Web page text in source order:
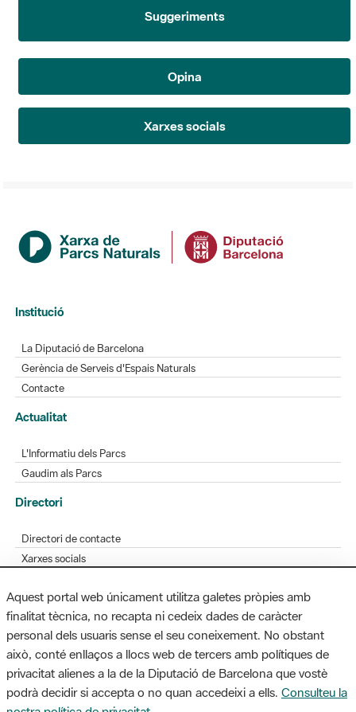
Suggeriments
Opina
Xarxes socials
Institució
La Diputació de Barcelona
Gerència de Serveis d'Espais Naturals
Contacte
Actualitat
L'Informatiu dels Parcs
Gaudim als Parcs
Directori
Directori de contacte
Xarxes socials
Bústia de suggeriments
Opineu sobre els parcs
MAPA WEB AVÍS LEGAL ACCESSIBILITAT
Aquest portal web únicament utilitza galetes pròpies amb
finalitat tècnica, no recapta ni cedeix dades de caràcter
personal dels usuaris sense el seu coneixement. No obstant
això, conté enllaços a llocs web de tercers amb polítiques de
privacitat alienes a la de la Diputació de Barcelona que vostè
podrà decidir si accepta o no quan accedeixi a ells. Consulteu la